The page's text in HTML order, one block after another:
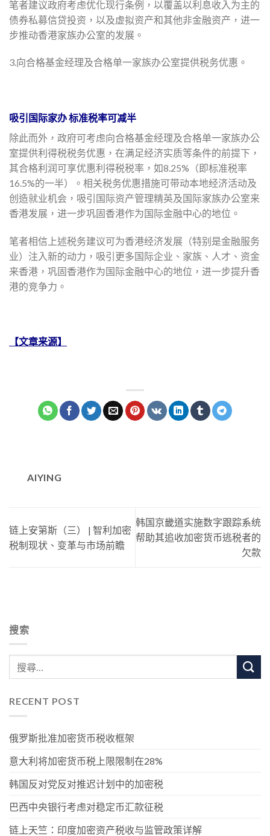
笔者建议政府考虑优化现行条例，以覆盖以利息收入为主的
债券私募信贷投资，以及虚拟资产和其他非金融资产，进一
步推动香港家族办公室的发展。
3.向合格基金经理及合格单一家族办公室提供税务优惠。
吸引国际家办 标准税率可减半
除此而外，政府可考虑向合格基金经理及合格单一家族办公
室提供利得税税务优惠，在满足经济实质等条件的前提下，
其合格利润可享优惠利得税税率，如8.25%（即标准税率
16.5%的一半）。相关税务优惠措施可带动本地经济活动及
创造就业机会，吸引国际资产管理精英及国际家族办公室来
香港发展，进一步巩固香港作为国际金融中心的地位。
笔者相信上述税务建议可为香港经济发展（特别是金融服务
业）注入新的动力，吸引更多国际企业、家族、人才、资金
来香港，巩固香港作为国际金融中心的地位，进一步提升香
港的竞争力。
【文章来源】
AIYING
链上安第斯（三） | 智利加密
税制现状、变革与市场前瞻
韩国京畿道实施数字跟踪系统
帮助其追收加密货币逃税者的
欠款
搜索
RECENT POST
俄罗斯批准加密货币税收框架
意大利将加密货币税上限限制在28%
韩国反对党反对推迟计划中的加密税
巴西中央银行考虑对稳定币汇款征税
链上天竺：印度加密资产税收与监管政策详解